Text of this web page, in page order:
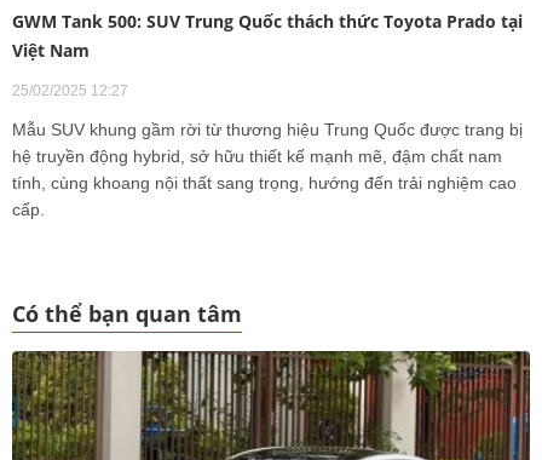
GWM Tank 500: SUV Trung Quốc thách thức Toyota Prado tại
Việt Nam
25/02/2025 12:27
Mẫu SUV khung gầm rời từ thương hiệu Trung Quốc được trang bị
hệ truyền động hybrid, sở hữu thiết kế mạnh mẽ, đậm chất nam
tính, cùng khoang nội thất sang trọng, hướng đến trải nghiệm cao
cấp.
Có thể bạn quan tâm